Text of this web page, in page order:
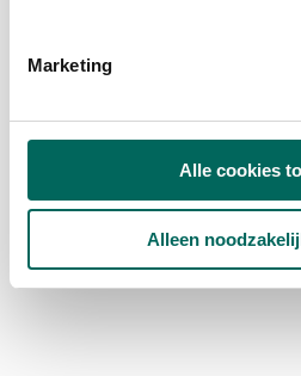
Marketing
Alle cookies
Alleen